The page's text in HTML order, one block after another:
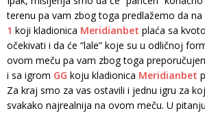
terenu pa vam zbog toga predlažemo da
1 koji kladionica Meridianbet plaća sa
očekivati i da će “lale” koje su u odličnoj
ovom meču pa vam zbog toga
i sa igrom GG koju kladionica Meridianbet
Za kraj smo za vas ostavili i jednu igru za
svakako najrealnija na ovom meču. U